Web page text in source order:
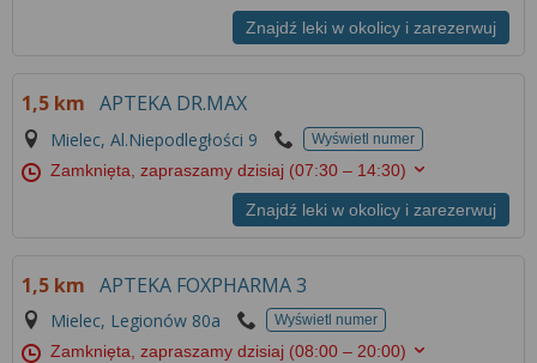
Znajdź leki w okolicy i zarezerwuj
1,5 km APTEKA DR.MAX
Mielec, Al.Niepodległości 9 Wyświetl numer
Zamknięta, zapraszamy dzisiaj (07:30 – 14:30)
Znajdź leki w okolicy i zarezerwuj
1,5 km APTEKA FOXPHARMA 3
Mielec, Legionów 80a Wyświetl numer
Zamknięta, zapraszamy dzisiaj (08:00 – 20:00)